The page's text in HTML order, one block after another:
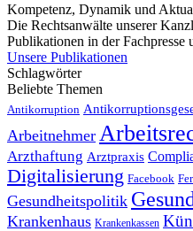
Kompetenz, Dynamik und
Die Rechtsanwälte unserer
Publikationen in der Fachpresse
Unsere Publikationen
Schlagwörter
Beliebte Themen
Antikorruption
Arbeitnehmer
Arzthaftung Arztpraxis
Digitalisierung Facebook
Gesundheitspolitik
Krankenhaus Krankenkassen